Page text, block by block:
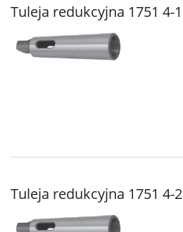
Tuleja redukcyjna 1751 4-1
Tuleja redukcyjna 1751 4-2